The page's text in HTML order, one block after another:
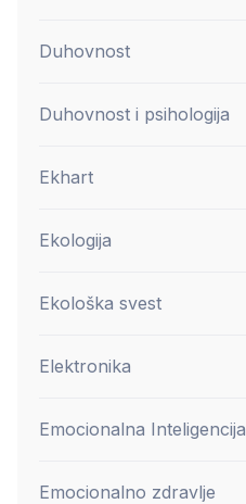
Duhovnost
Duhovnost i psihologija
Ekhart
Ekologija
Ekološka svest
Elektronika
Emocionalna Inteligencija
Emocionalno zdravlje